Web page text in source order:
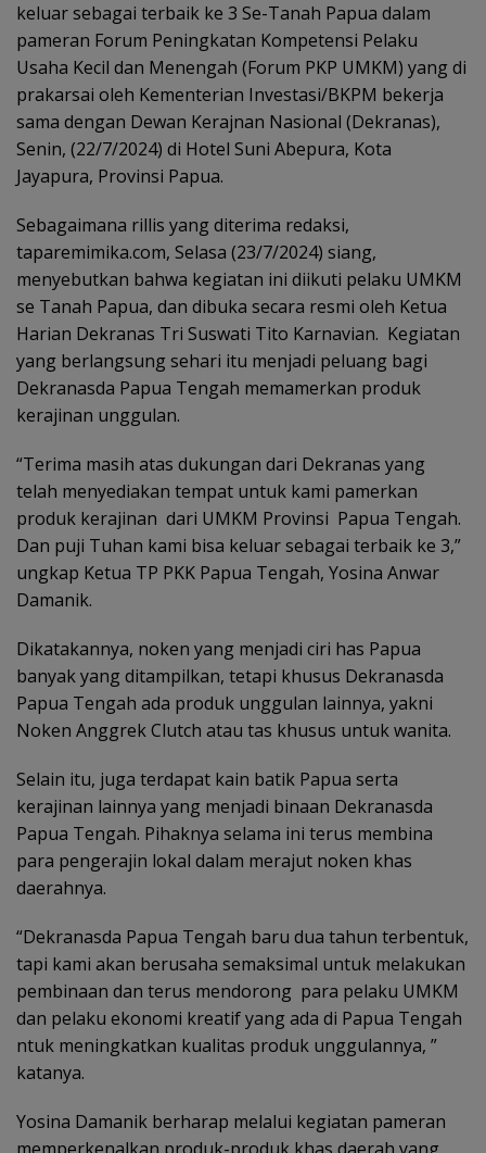
keluar sebagai terbaik ke 3 Se-Tanah Papua dalam
pameran Forum Peningkatan Kompetensi Pelaku
Usaha Kecil dan Menengah (Forum PKP UMKM) yang di
prakarsai oleh Kementerian Investasi/BKPM bekerja
sama dengan Dewan Kerajnan Nasional (Dekranas),
Senin, (22/7/2024) di Hotel Suni Abepura, Kota
Jayapura, Provinsi Papua.
Sebagaimana rillis yang diterima redaksi,
taparemimika.com, Selasa (23/7/2024) siang,
menyebutkan bahwa kegiatan ini diikuti pelaku UMKM
se Tanah Papua, dan dibuka secara resmi oleh Ketua
Harian Dekranas Tri Suswati Tito Karnavian. Kegiatan
yang berlangsung sehari itu menjadi peluang bagi
Dekranasda Papua Tengah memamerkan produk
kerajinan unggulan.
“Terima masih atas dukungan dari Dekranas yang
telah menyediakan tempat untuk kami pamerkan
produk kerajinan dari UMKM Provinsi Papua Tengah.
Dan puji Tuhan kami bisa keluar sebagai terbaik ke 3,”
ungkap Ketua TP PKK Papua Tengah, Yosina Anwar
Damanik.
Dikatakannya, noken yang menjadi ciri has Papua
banyak yang ditampilkan, tetapi khusus Dekranasda
Papua Tengah ada produk unggulan lainnya, yakni
Noken Anggrek Clutch atau tas khusus untuk wanita.
Selain itu, juga terdapat kain batik Papua serta
kerajinan lainnya yang menjadi binaan Dekranasda
Papua Tengah. Pihaknya selama ini terus membina
para pengerajin lokal dalam merajut noken khas
daerahnya.
“Dekranasda Papua Tengah baru dua tahun terbentuk,
tapi kami akan berusaha semaksimal untuk melakukan
pembinaan dan terus mendorong para pelaku UMKM
dan pelaku ekonomi kreatif yang ada di Papua Tengah
ntuk meningkatkan kualitas produk unggulannya, ”
katanya.
Yosina Damanik berharap melalui kegiatan pameran